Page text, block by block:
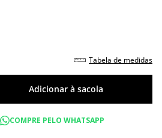
tabela de medidas
COMPRE PELO WHATSAPP